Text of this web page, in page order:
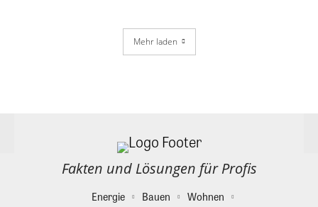
Mehr laden
Fakten und Lösungen für Profis
Energie Bauen
Wohnen